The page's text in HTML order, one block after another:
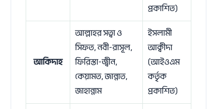
প্রকাশিত)
আকিদাহ
আল্লাহর সত্বা ও
সিফত, নবী-রাসূল,
ফিরিস্তা-জ্বীন,
কেয়ামত, জান্নাত,
জাহান্নাম
ইসলামী
আক্বীদা
(আইওএম
কর্তৃক
প্রকাশিত)